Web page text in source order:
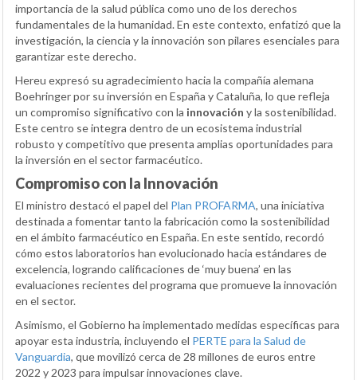
importancia de la salud pública como uno de los derechos
fundamentales de la humanidad. En este contexto, enfatizó que la
investigación, la ciencia y la innovación son pilares esenciales para
garantizar este derecho.
Hereu expresó su agradecimiento hacia la compañía alemana
Boehringer por su inversión en España y Cataluña, lo que refleja
un compromiso significativo con la innovación y la sostenibilidad.
Este centro se integra dentro de un ecosistema industrial
robusto y competitivo que presenta amplias oportunidades para
la inversión en el sector farmacéutico.
Compromiso con la Innovación
El ministro destacó el papel del Plan PROFARMA, una iniciativa
destinada a fomentar tanto la fabricación como la sostenibilidad
en el ámbito farmacéutico en España. En este sentido, recordó
cómo estos laboratorios han evolucionado hacia estándares de
excelencia, logrando calificaciones de ‘muy buena’ en las
evaluaciones recientes del programa que promueve la innovación
en el sector.
Asimismo, el Gobierno ha implementado medidas específicas para
apoyar esta industria, incluyendo el PERTE para la Salud de
Vanguardia, que movilizó cerca de 28 millones de euros entre
2022 y 2023 para impulsar innovaciones clave.